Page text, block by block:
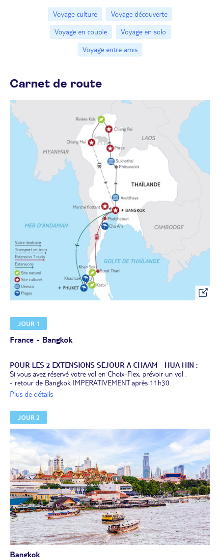
Voyage culture
Voyage découverte
Voyage en couple
Voyage en solo
Voyage entre amis
Carnet de route
JOUR 1
France - Bangkok
POUR LES 2 EXTENSIONS SEJOUR A CHAAM - HUA HIN :
Si vous avez réservé votre vol en Choix-Flex, prévoir un vol :
- retour de Bangkok IMPERATIVEMENT après 11h30.
Si l’horaire du vol retour n’est pas respecté, la dernière nuit de
Envol à destination de Bangkok.
Nuit à bord.
Plus de détails
JOUR 2
Bangkok